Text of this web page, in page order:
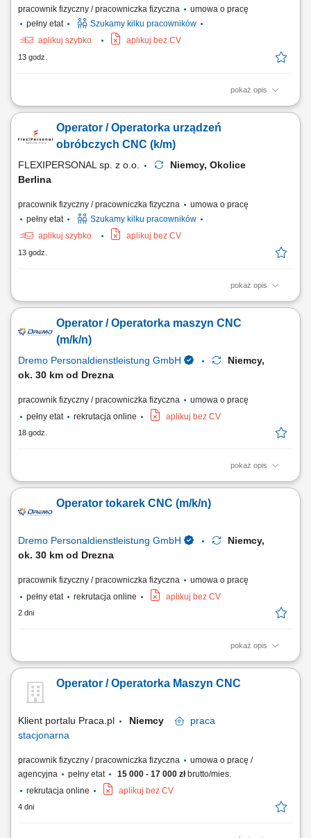
pracownik fizyczny / pracowniczka fizyczna
umowa o pracę
pełny etat
Szukamy kilku pracowników
aplikuj szybko
aplikuj bez CV
13 godz.
pokaż opis
Opis stanowiska: Bieżąca obsługa tokarek lub frezarek numerycznych w
produkcyjnych bez konieczności ich pisania; Sprawne mocowanie
materiału oraz ustawianie półfabrykatów w przestrzeni roboczej;
Operator / Operatorka urządzeń
obróbczych CNC (k/m)
FLEXIPERSONAL sp. z o.o.
Niemcy, Okolice
Berlina
pracownik fizyczny / pracowniczka fizyczna
umowa o pracę
pełny etat
Szukamy kilku pracowników
aplikuj szybko
aplikuj bez CV
13 godz.
pokaż opis
Opis stanowiska: Bazowanie, montaż i uzbrajanie elementów w
ustaleń i start cyklu produkcyjnego; Prowadzenie nadzoru nad
parametrami obróbki i stanem narzędzi; Weryfikacja wymiarowa
Operator / Operatorka maszyn CNC
(m/k/n)
Dremo Personaldienstleistung GmbH
Niemcy,
ok. 30 km od Drezna
pracownik fizyczny / pracowniczka fizyczna
umowa o pracę
pełny etat
rekrutacja online aplikuj bez CV
18 godz.
pokaż opis
Nasz klient poszerza zespół i poszukuje doświadczonych operatorów
umiejętności w obsłudze i ustawianiu urządzeń CNC oraz chcą
pracować w nowoczesnym, dobrze wyposażonym środowisku
Operator tokarek CNC (m/k/n)
Dremo Personaldienstleistung GmbH
Niemcy,
ok. 30 km od Drezna
pracownik fizyczny / pracowniczka fizyczna
umowa o pracę
pełny etat
rekrutacja online aplikuj bez CV
2 dni
pokaż opis
Obowiązki: Obsługa 3- i 5-osiowych centrów obróbczych oraz tokarek
przebiegu programów oraz wprowadzanie ewentualnych modyfikacji;
Samodzielne przygotowanie narzędzi, w tym pomiary na urządzeniach
Operator / Operatorka Maszyn CNC
Klient portalu Praca.pl Niemcy
praca
stacjonarna
pracownik fizyczny / pracowniczka fizyczna
umowa o pracę /
agencyjna
pełny etat 15 000 - 17 000 złbrutto/mies.
rekrutacja online
aplikuj bez CV
4 dni